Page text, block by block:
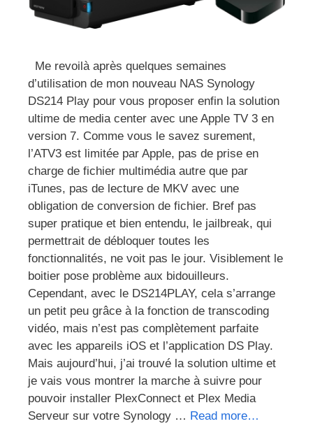
Me revoilà après quelques semaines
d’utilisation de mon nouveau NAS Synology
DS214 Play pour vous proposer enfin la solution
ultime de media center avec une Apple TV 3 en
version 7. Comme vous le savez surement,
l’ATV3 est limitée par Apple, pas de prise en
charge de fichier multimédia autre que par
iTunes, pas de lecture de MKV avec une
obligation de conversion de fichier. Bref pas
super pratique et bien entendu, le jailbreak, qui
permettrait de débloquer toutes les
fonctionnalités, ne voit pas le jour. Visiblement le
boitier pose problème aux bidouilleurs.
Cependant, avec le DS214PLAY, cela s’arrange
un petit peu grâce à la fonction de transcoding
vidéo, mais n’est pas complètement parfaite
avec les appareils iOS et l’application DS Play.
Mais aujourd’hui, j’ai trouvé la solution ultime et
je vais vous montrer la marche à suivre pour
pouvoir installer PlexConnect et Plex Media
Serveur sur votre Synology … Read more…